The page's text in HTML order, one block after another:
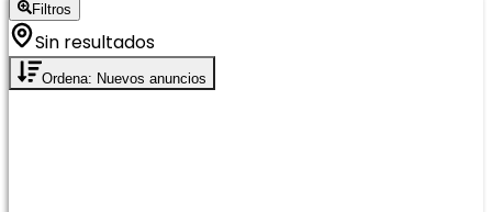
Filtros
Sin resultados
Ordena: Nuevos anuncios